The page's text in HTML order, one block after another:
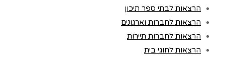
הרצאות לבתי ספר תיכון
הרצאות לחברות וארגונים
הרצאות לחברות תיירות
הרצאות לחוגי בית